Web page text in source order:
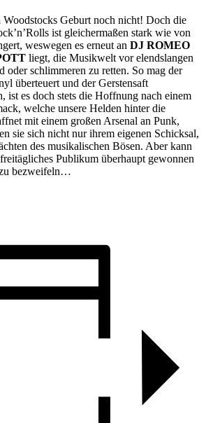
Woodstocks Geburt noch nicht! Doch die
ist gleichermaßen stark wie von
weswegen es erneut an DJ ROMEO
liegt, die Musikwelt vor elendslangen
oder schlimmeren zu retten. So mag der
überteuert und der Gerstensaft
ist es doch stets die Hoffnung nach einem
welche unsere Helden hinter die
mit einem großen Arsenal an Punk,
sie sich nicht nur ihrem eigenen Schicksal,
des musikalischen Bösen. Aber kann
Publikum überhaupt gewonnen
bezweifeln…